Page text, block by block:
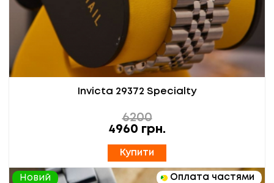
Invicta 29372 Specialty
6200
4960 грн.
Купити
Новий Оплата частями